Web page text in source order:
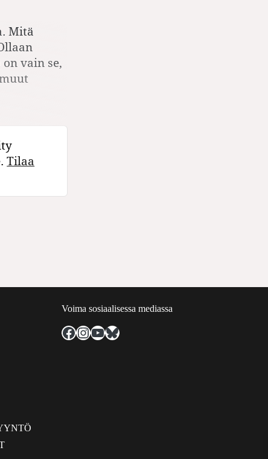
Mitä
vain se,
Tilaa
Voima sosiaalisessa mediassa
Facebook
Instagram
YouTube
Bluesky